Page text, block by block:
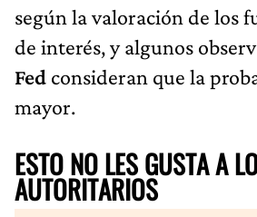
según la valoración de los
de interés, y algunos
Fed consideran que la
mayor.
ESTO NO LES GUSTA A
AUTORITARIOS